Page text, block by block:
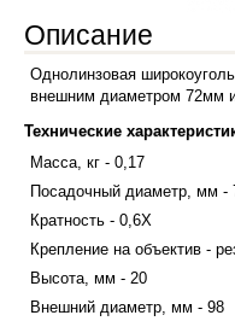
Описание
Однолинзовая
внешним диаметром 72мм
Технические
Масса, кг - 0,17
Посадочный диаметр, мм -
Кратность - 0,6Х
Крепление на объектив -
Высота, мм - 20
Внешний диаметр, мм - 98